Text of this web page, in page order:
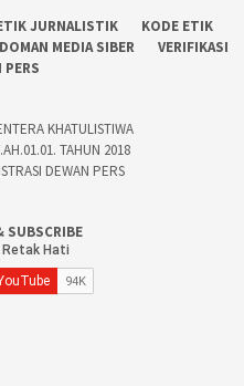
JURNALISTIK
KODE ETIK
MEDIA SIBER
VERIFIKASI
PERS
KHATULISTIWA
TAHUN 2018
DEWAN PERS
SUBSCRIBE